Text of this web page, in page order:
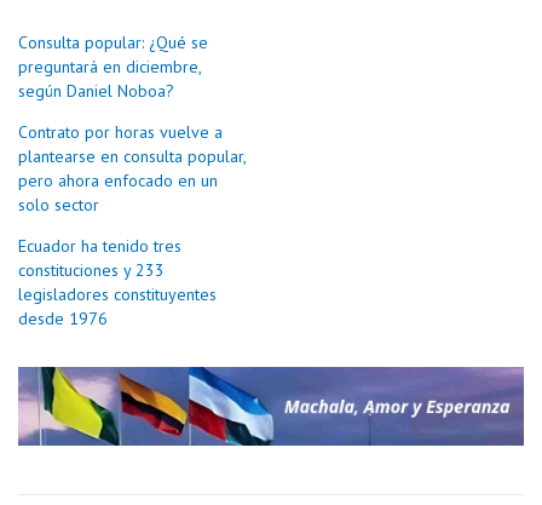
Consulta popular: ¿Qué se
preguntará en diciembre,
según Daniel Noboa?
Contrato por horas vuelve a
plantearse en consulta popular,
pero ahora enfocado en un
solo sector
Ecuador ha tenido tres
constituciones y 233
legisladores constituyentes
desde 1976